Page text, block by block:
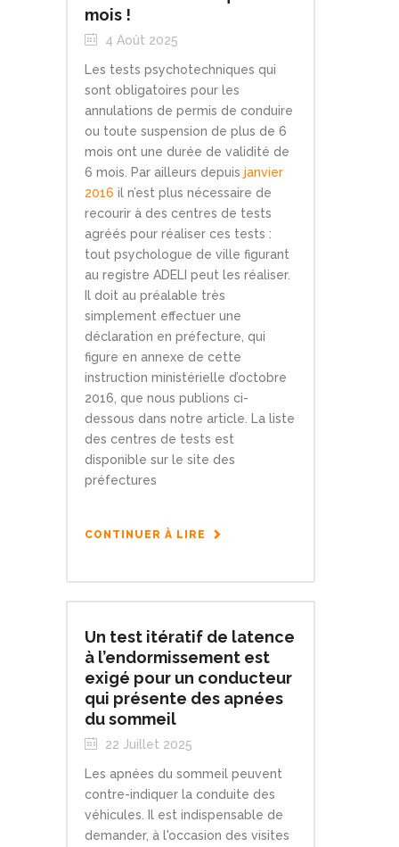
mois !
4 Août 2025
Les tests psychotechniques qui
sont obligatoires pour les
annulations de permis de conduire
ou toute suspension de plus de 6
mois ont une durée de validité de
6 mois. Par ailleurs depuis janvier
2016 il n’est plus nécessaire de
recourir à des centres de tests
agréés pour réaliser ces tests :
tout psychologue de ville figurant
au registre ADELI peut les réaliser.
Il doit au préalable très
simplement effectuer une
déclaration en préfecture, qui
figure en annexe de cette
instruction ministérielle d’octobre
2016, que nous publions ci-
dessous dans notre article. La liste
des centres de tests est
disponible sur le site des
préfectures
CONTINUER À LIRE
Un test itératif de latence
à l’endormissement est
exigé pour un conducteur
qui présente des apnées
du sommeil
22 Juillet 2025
Les apnées du sommeil peuvent
contre-indiquer la conduite des
véhicules. Il est indispensable de
demander, à l'occasion des visites